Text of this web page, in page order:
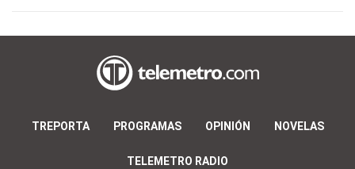
TREPORTA PROGRAMAS OPINIÓN NOVELAS
TELEMETRO RADIO